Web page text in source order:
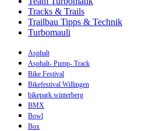
Tracks & Trails
Trailbau Tipps & Technik
Turbomauli
Asphalt
Asphalt- Pump- Track
Bike Festival
Bikefestival Willingen
bikepark winterberg
BMX
Bowl
Box